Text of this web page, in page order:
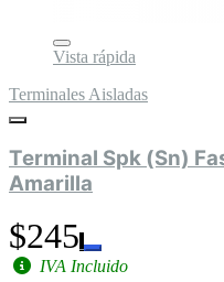
Vista rápida
Terminales Aisladas
Terminal Spk (Sn)
Amarilla
$245
IVA Incluido